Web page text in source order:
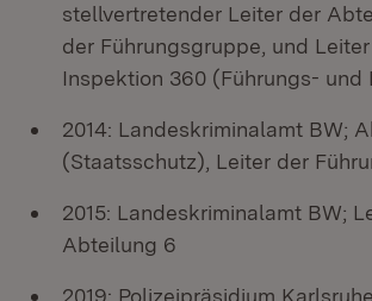
stellvertretender Leiter der
der Führungsgruppe, und
Inspektion 360 (Führungs- und
2014: Landeskriminalamt BW;
(Staatsschutz), Leiter der
2015: Landeskriminalamt BW;
Abteilung 6
2019: Polizeipräsidium